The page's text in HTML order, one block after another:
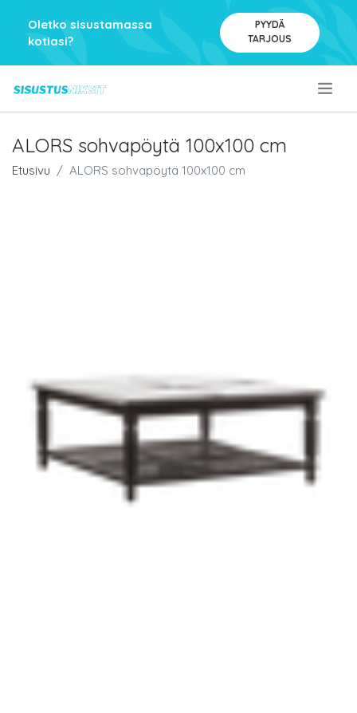
Oletko sisustamassa
kotiasi?
PYYDÄ
TARJOUS
ALORS sohvapöytä 100x100 cm
Etusivu ALORS sohvapöytä 100x100 cm